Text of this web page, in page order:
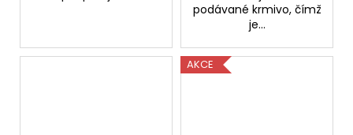
podávané krmivo, čímž
je...
AKCE